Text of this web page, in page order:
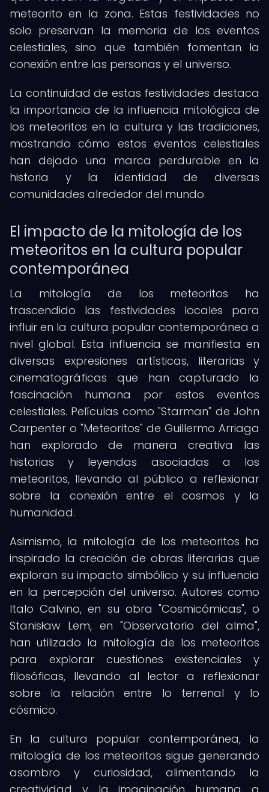
meteorito en la zona. Estas festividades no
solo preservan la memoria de los eventos
celestiales, sino que también fomentan la
conexión entre las personas y el universo.
La continuidad de estas festividades destaca
la importancia de la influencia mitológica de
los meteoritos en la cultura y las tradiciones,
mostrando cómo estos eventos celestiales
han dejado una marca perdurable en la
historia y la identidad de diversas
comunidades alrededor del mundo.
El impacto de la mitología de los
meteoritos en la cultura popular
contemporánea
La mitología de los meteoritos ha
trascendido las festividades locales para
influir en la cultura popular contemporánea a
nivel global. Esta influencia se manifiesta en
diversas expresiones artísticas, literarias y
cinematográficas que han capturado la
fascinación humana por estos eventos
celestiales. Películas como "Starman" de John
Carpenter o "Meteoritos" de Guillermo Arriaga
han explorado de manera creativa las
historias y leyendas asociadas a los
meteoritos, llevando al público a reflexionar
sobre la conexión entre el cosmos y la
humanidad.
Asimismo, la mitología de los meteoritos ha
inspirado la creación de obras literarias que
exploran su impacto simbólico y su influencia
en la percepción del universo. Autores como
Italo Calvino, en su obra "Cosmicómicas", o
Stanisław Lem, en "Observatorio del alma",
han utilizado la mitología de los meteoritos
para explorar cuestiones existenciales y
filosóficas, llevando al lector a reflexionar
sobre la relación entre lo terrenal y lo
cósmico.
En la cultura popular contemporánea, la
mitología de los meteoritos sigue generando
asombro y curiosidad, alimentando la